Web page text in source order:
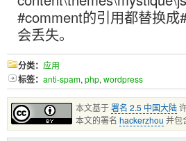
#comment的引用都替换
会丢失。
分类： 应用
标签： anti-spam, php, wordpress
本文基于署名 2.5 中国大陆
本文的署名 hackerzhou 并包